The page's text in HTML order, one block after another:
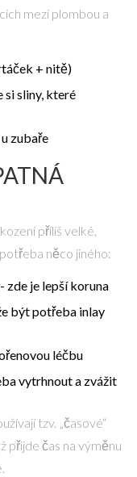
mezi plombou a
+ nitě)
si sliny, které
zubaře
příliš velké,
něco jiného:
zde je lepší koruna
být potřeba inlay
léčbu
vytrhnout a zvážit
tzv. „časové“
přijde čas na výměnu